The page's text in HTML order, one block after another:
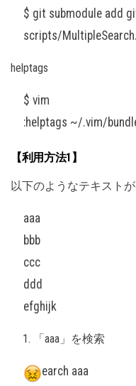
$ git submodule add
scripts/
helptags
$ vim
:helptags ~/.vim/
【利用方法1】
以下のようなテキスト
aaa
bbb
ccc
ddd
efghijk
「aaa」を検索
earch aaa